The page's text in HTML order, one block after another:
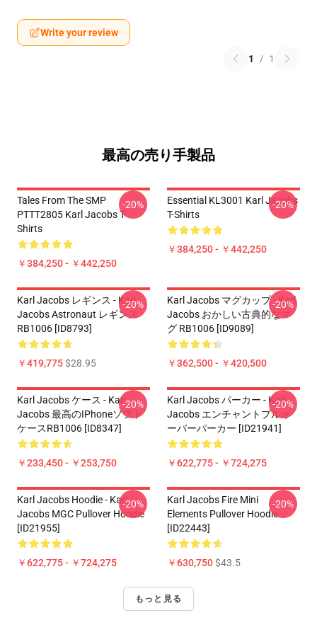
Write your review
1 / 1
最高の売り手製品
Tales From The SMP
PTTT2805 Karl Jacobs T-
Shirts
￥384,250 - ￥442,250
-20%
Essential KL3001 Karl Jacobs
T-Shirts
￥384,250 - ￥442,250
-20%
Karl Jacobs レギンス - Karl
Jacobs Astronaut レギンス
RB1006 [ID8793]
￥419,775$28.95
-20%
Karl Jacobs マグカップ - Karl
Jacobs おかしい古典的なマ
グ RB1006 [ID9089]
￥362,500 - ￥420,500
-20%
Karl Jacobs ケース - Karl
Jacobs 最高のiPhoneソフト
ケースRB1006 [ID8347]
￥233,450 - ￥253,750
-20%
Karl Jacobs パーカー - Karl
Jacobs エンチャントプルオ
ーバーパーカー [ID21941]
￥622,775 - ￥724,275
-20%
Karl Jacobs Hoodie - Karl
Jacobs MGC Pullover Hoodie
[ID21955]
￥622,775 - ￥724,275
-20%
Karl Jacobs Fire Mini
Elements Pullover Hoodie
[ID22443]
￥630,750$43.5
-20%
もっと見る